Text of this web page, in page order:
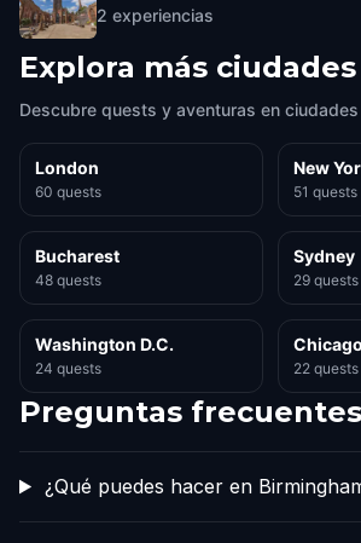
2 experiencias
Explora más ciudades
Descubre quests y aventuras en
London
60 quests
New
51 quests
Bucharest
48 quests
Sydney
29 quests
Washington D.C.
24 quests
Chicago
22 quests
Preguntas frecuentes
¿Qué puedes hacer en